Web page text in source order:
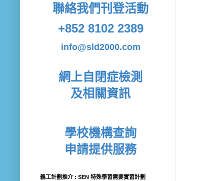
聯絡我們刊登活動
+852 8102 2389
info@sld2000.com
網上自閉症檢測
及相關資訊
學校機構查詢
申請提供服務
義工計劃推介 : SEN 特殊學習需要實習計劃